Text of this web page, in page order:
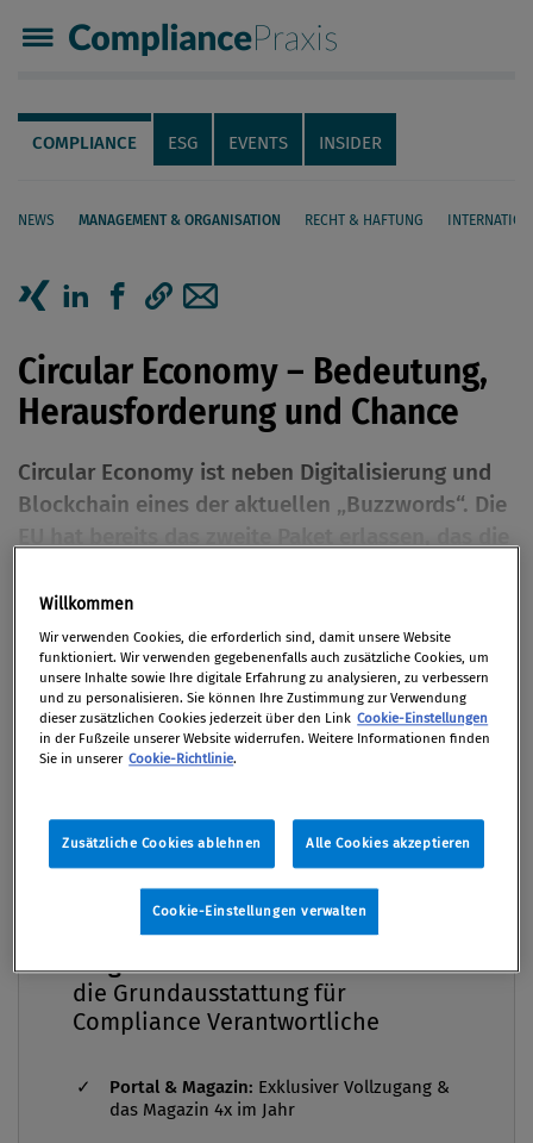
Compliance Praxis
Servicenavigation
Navigation
COMPLIANCE ESG EVENTS INSIDER
NEWS MANAGEMENT & ORGANISATION RECHT & HAFTUNG
Seiteninhalt
Circular Economy – Bedeutung,
Herausforderung und Chance
Circular Economy ist neben Digitalisierung und
Blockchain eines der aktuellen „Buzzwords“. Die
hin zu einer nachhaltigen Wirtschaft
unterstützen soll. Aber was genau steckt
eigentlich hinter diesem Begriff und welche
Rolle soll die Compliance-Organisation in
diesem Zusammenhang spielen?
03. September 2018 / Erschienen in Compliance
Praxis 3/2018, S. 28
Hintergrund und Konzept Circular Economy
(Kreislaufwirtschaft), steht für einen
Paradigmenwechsel, weg vom gegenwärtigen
(Wegwerfgesellschaft) hin zu einem möglichst
geschlossenen Wertschöpfungssystem. Eine
Premium
Compliance Praxis Premium
Mitgliedschaft -
die Grundausstattung für
Compliance Verantwortliche
Portal & Magazin: Exklusiver Vollzugang &
das Magazin 4x im Jahr
Willkommen
Wir verwenden Cookies, die erforderlich sind, damit unsere Website
funktioniert. Wir verwenden gegebenenfalls auch zusätzliche Cookies, um
unsere Inhalte sowie Ihre digitale Erfahrung zu analysieren, zu verbessern
und zu personalisieren. Sie können Ihre Zustimmung zur Verwendung
dieser zusätzlichen Cookies jederzeit über den Link Cookie-Einstellungen
in der Fußzeile unserer Website widerrufen. Weitere Informationen finden
Sie in unserer Cookie-Richtlinie.
Zusätzliche Cookies ablehnen Alle Cookies akzeptieren
Cookie-Einstellungen verwalten